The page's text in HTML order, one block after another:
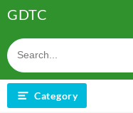
to
content
GDTC
Category